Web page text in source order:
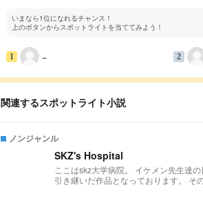
いまなら1位になれるチャンス！
上のボタンからスポットライトを当ててみよう！
1 − 2
関連するスポットライト小説
ノンジャンル
SKZ's Hospital
ここはskz大学病院。 イケメン先生達の日常を覗いていきませんか、？ 〜〜 こちらの小説はピリノ🍮🐈🐈‍⬛🐾様の小説を
引き継いだ作品となっております。 そのため、設定などを引用させていただいております。 リクエスト募集中…！ メンバ